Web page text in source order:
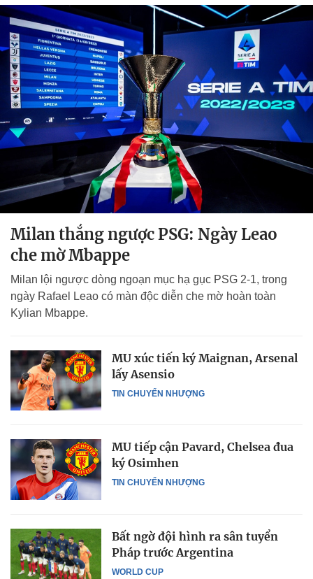
Milan thắng ngược PSG: Ngày Leao
che mờ Mbappe
Milan lội ngược dòng ngoạn mục hạ gục PSG 2-1, trong
ngày Rafael Leao có màn độc diễn che mờ hoàn toàn
Kylian Mbappe.
TIN CHUYỂN NHƯỢNG
MU xúc tiến ký Maignan, Arsenal
lấy Asensio
TIN CHUYỂN NHƯỢNG
MU tiếp cận Pavard, Chelsea đua
ký Osimhen
WORLD CUP
Bất ngờ đội hình ra sân tuyển
Pháp trước Argentina